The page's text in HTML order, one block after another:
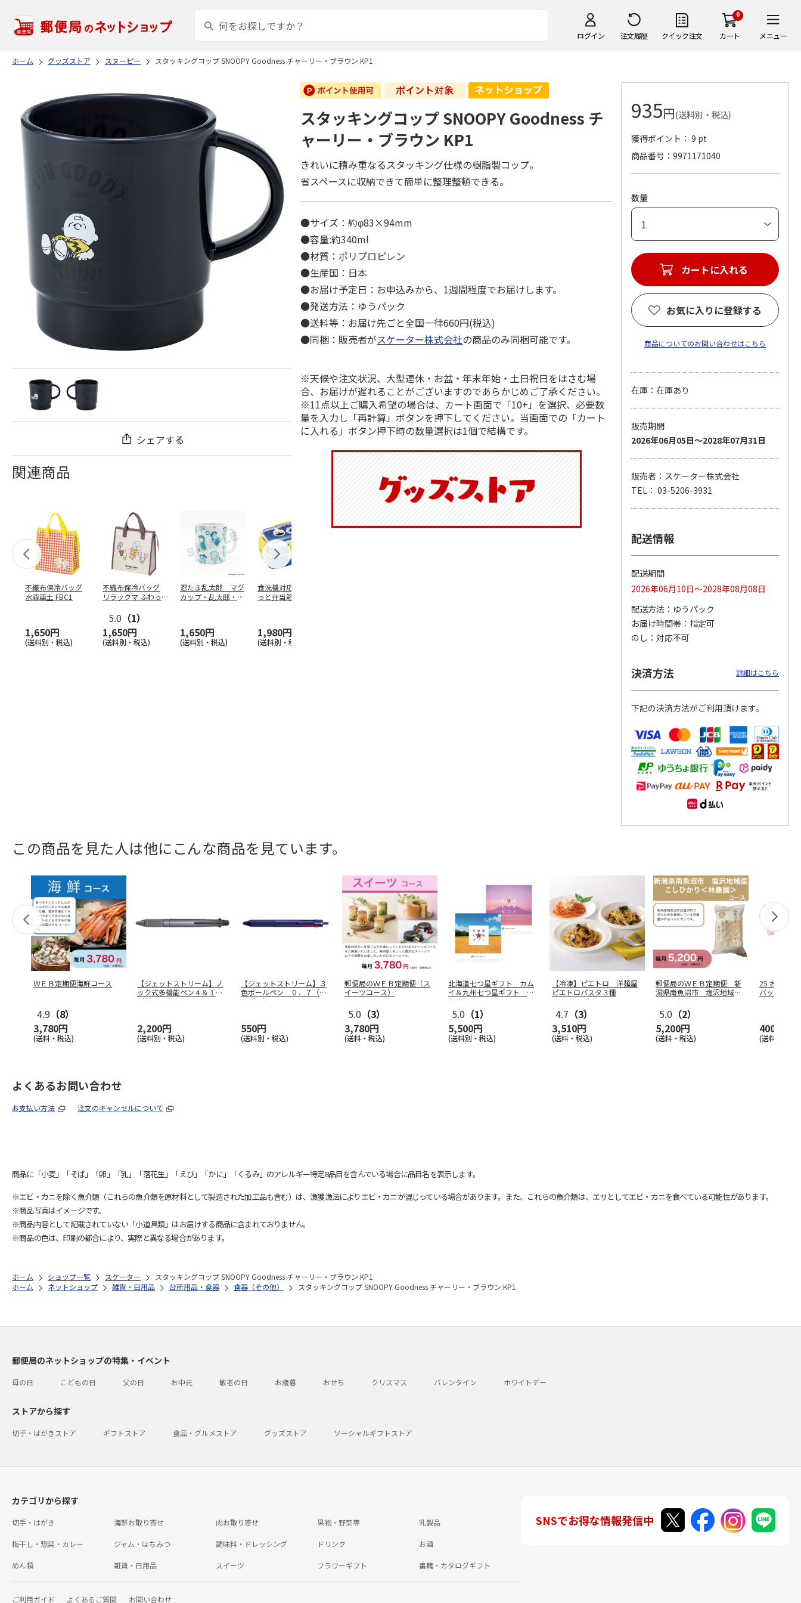
ログイン 注文履歴 クイック注文
0
カート メニュー
ホーム グッズストア スヌーピー スタッキングコップ SNOOPY Goodness チャーリー・ブラウン KP1
シェアする
関連商品
不織布保冷バッグ
水森亜土 FBC1
1,650円
(送料別・税込)
不織布保冷バッグ
リラックマ ふわっ
5.0 （1）
1,650円
(送料別・税込)
忍たま乱太郎 マグ
カップ・乱太郎・き
1,650円
(送料別・税込)
食洗機対応 2段ふわ
っと弁当箱 パペッ
1,980円
(送料別・税込)
八角形ステンレスマ
ラックマ リラッ…
4,510円
(送料別・税込)
マスコット付箸・箸
スタッキングコップ SNOOPY Goodness チ
ャーリー・ブラウン KP1
きれいに積み重なるスタッキング仕様の樹脂製コップ。
省スペースに収納できて簡単に整理整頓できる。
●サイズ：約φ83×94mm
●容量:約340ml
●材質：ポリプロピレン
●生産国：日本
●お届け予定日：お申込みから、1週間程度でお届けします。
●発送方法：ゆうパック
●送料等：お届け先ごと全国一律660円(税込)
●同梱：販売者がスケーター株式会社の商品のみ同梱可能です。
※天候や注文状況、大型連休・お盆・年末年始・土日祝日をはさむ場
合、お届けが遅れることがございますのであらかじめご了承ください。
※11点以上ご購入希望の場合は、カート画面で「10+」を選択、必要数
量を入力し「再計算」ボタンを押下してください。当画面での「カート
に入れる」ボタン押下時の数量選択は1個で結構です。
935円(送料別・税込)
獲得ポイント： 9 pt
商品番号
9971171040
数量
カートに入れる
お気に入りに登録する
商品についてのお問い合わせはこちら
在庫：在庫あり
販売期間
2026年06月05日～2028年07月31日
販売者：スケーター株式会社
TEL： 03-5206-3931
配送情報
配送期間
2026年06月10日～2028年08月08日
配送方法
ゆうパック
お届け時間帯
指定可
のし
対応不可
決済方法 詳細はこちら
下記の決済方法がご利用頂けます。
この商品を見た人は他にこんな商品を見ています。
ＷＥＢ定期便海鮮コース
4.9 （8）
3,780円
(送料・税込)
【ジェットストリーム】ノ
ック式多機能ペン４＆１
（ガンメタリ
2,200円
(送料別・税込)
【ジェットストリーム】３
色ボールペン ０．７（ネ
イビー）
550円
(送料別・税込)
郵便局のＷＥＢ定期便（ス
イーツコース）
5.0 （3）
3,780円
(送料・税込)
北海道七つ星ギフト カム
イ＆九州七つ星ギフト ひ
だまり
5.0 （1）
5,500円
(送料別・税込)
【冷凍】ピエトロ 洋麺屋
ピエトロパスタ３種
4.7 （3）
3,510円
(送料・税込)
郵便局のＷＥＢ定期便 新
潟県南魚沼市 塩沢地域産
こしひかり
5.0 （2）
5,200円
(送料・税込)
25 おくる
パッド ス
400円
(送料別・税
よくあるお問い合わせ
お支払い方法 注文のキャンセルについて
商品に「小麦」「そば」「卵」「乳」「落花生」「えび」「かに」「くるみ」のアレルギー特定8品目を含んでいる場合に品目名を表示します。
※エビ・カニを除く魚介類（これらの魚介類を原材料として製造された加工品も含む）は、漁獲漁法によりエビ・カニが混じっている場合があります。また、これらの魚介類は、エサとしてエビ・カニを食べている可能性があります。
※商品写真はイメージです。
※商品内容として記載されていない「小道具類」はお届けする商品に含まれておりません。
※商品の色は、印刷の都合により、実際と異なる場合があります。
ホーム ショップ一覧 スケーター
スタッキングコップ SNOOPY Goodness チャーリー・ブラウン KP1
ホーム
ネットショップ 雑貨・日用品 台所用品・食器 食器（その他） スタッキングコップ SNOOPY Goodness チャーリー・ブラウン KP1
郵便局のネットショップの特集・イベント
母の日 こどもの日 父の日 お中元 敬老の日 お歳暮 おせち クリスマス バレンタイン ホワイトデー
ストアから探す
切手・はがきストア ギフトストア 食品・グルメストア グッズストア ソーシャルギフトストア
カテゴリから探す
切手・はがき 海鮮お取り寄せ 肉お取り寄せ 果物・野菜等 乳製品
梅干し・惣菜・カレー ジャム・はちみつ 調味料・ドレッシング ドリンク お酒
めん類 雑貨・日用品 スイーツ フラワーギフト 書籍・カタログギフト
ご利用ガイド よくあるご質問 お問い合わせ
SNSでお得な情報発信中